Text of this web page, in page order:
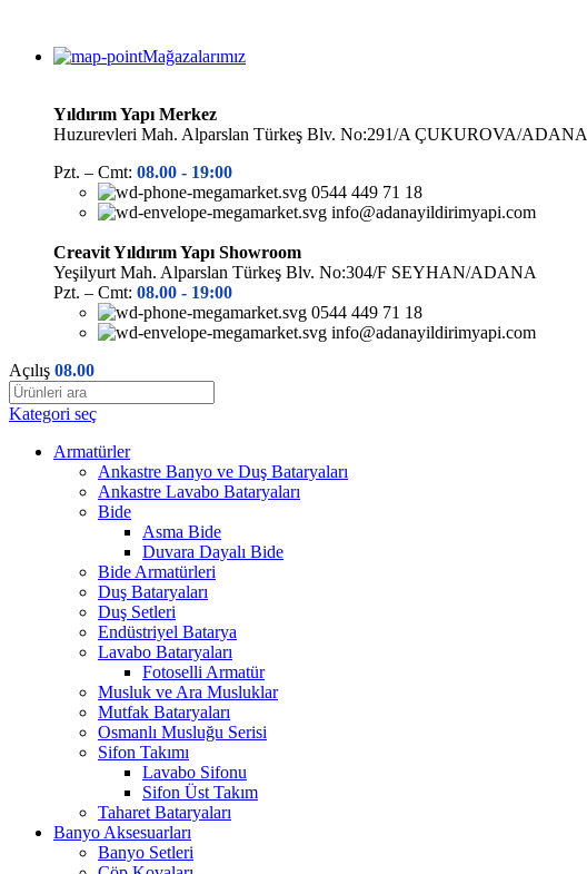
Mağazalarımız
Yıldırım Yapı Merkez
Huzurevleri Mah. Alparslan Türkeş Blv. No:291/A ÇUKUROVA/ADANA
Pzt. – Cmt: 08.00 - 19:00
0544 449 71 18
info@adanayildirimyapi.com
Creavit Yıldırım Yapı Showroom
Yeşilyurt Mah. Alparslan Türkeş Blv. No:304/F SEYHAN/ADANA
Pzt. – Cmt: 08.00 - 19:00
0544 449 71 18
info@adanayildirimyapi.com
Açılış 08.00
Kategori seç
Armatürler
Ankastre Banyo ve Duş Bataryaları
Ankastre Lavabo Bataryaları
Bide
Asma Bide
Duvara Dayalı Bide
Bide Armatürleri
Duş Bataryaları
Duş Setleri
Endüstriyel Batarya
Lavabo Bataryaları
Fotoselli Armatür
Musluk ve Ara Musluklar
Mutfak Bataryaları
Osmanlı Musluğu Serisi
Sifon Takımı
Lavabo Sifonu
Sifon Üst Takım
Taharet Bataryaları
Banyo Aksesuarları
Banyo Setleri